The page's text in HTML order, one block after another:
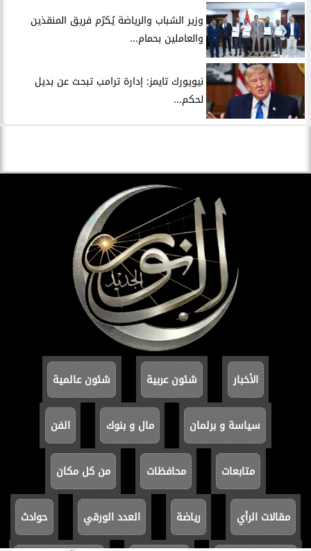
وزير الشباب والرياضة يُكرّم فريق المنقذين
والعاملين بحمام...
نيويورك تايمز: إدارة ترامب تبحث عن بديل
لحكم...
الأخبار شئون عربية شئون عالمية
سياسة و برلمان مال و بنوك الفن
متابعات محافظات من كل مكان
مقالات الرأي رياضة العدد الورقي حوادث